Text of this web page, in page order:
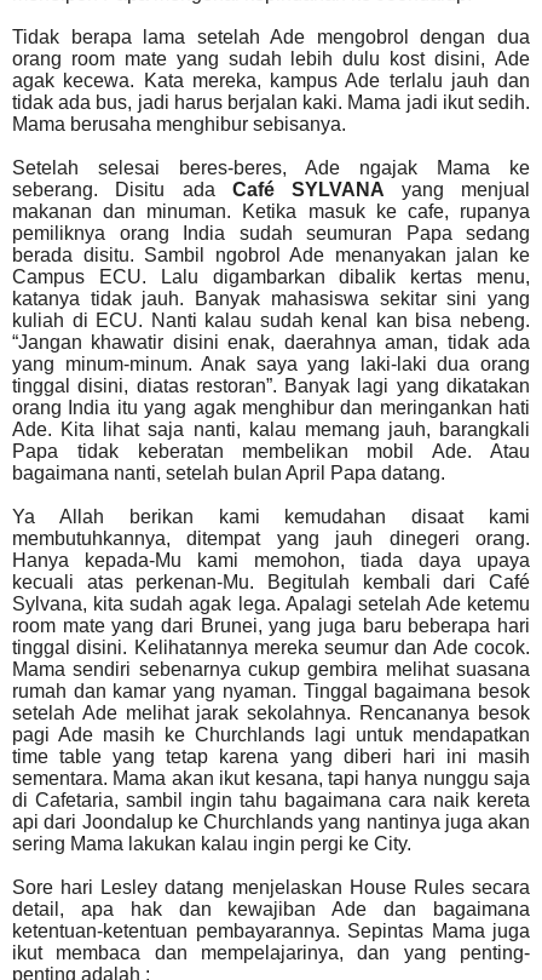
Tidak berapa lama setelah Ade mengobrol dengan dua
orang room mate yang sudah lebih dulu kost disini, Ade
agak kecewa.
Kata mereka, kampus Ade terlalu jauh dan
tidak ada bus, jadi harus berjalan kaki. Mama jadi ikut sedih.
Mama berusaha menghibur sebisanya.
Setelah selesai beres-beres, Ade ngajak Mama ke
seberang. Disitu ada Café SYLVANA yang menjual
makanan dan minuman. Ketika masuk ke cafe, rupanya
pemiliknya orang India sudah seumuran Papa sedang
berada disitu. Sambil ngobrol Ade menanyakan jalan ke
Campus ECU. Lalu digambarkan dibalik kertas menu,
katanya tidak jauh. Banyak mahasiswa sekitar sini yang
kuliah di ECU. Nanti kalau sudah kenal kan bisa nebeng.
“Jangan khawatir disini enak, daerahnya aman, tidak ada
yang minum-minum. Anak saya yang laki-laki dua orang
tinggal disini, diatas restoran”. Banyak lagi yang dikatakan
orang India itu yang agak menghibur dan meringankan hati
Ade. Kita lihat saja nanti, kalau memang jauh, barangkali
Papa tidak keberatan membelikan mobil Ade. Atau
bagaimana nanti, setelah bulan April Papa datang.
Ya Allah berikan kami kemudahan disaat kami
membutuhkannya, ditempat yang jauh dinegeri orang.
Hanya kepada-Mu kami memohon, tiada daya upaya
kecuali atas perkenan-Mu. Begitulah kembali dari Café
Sylvana, kita sudah agak lega. Apalagi setelah Ade ketemu
room mate yang dari Brunei, yang juga baru beberapa hari
tinggal disini. Kelihatannya mereka seumur dan Ade cocok.
Mama sendiri sebenarnya cukup gembira melihat suasana
rumah dan kamar yang nyaman. Tinggal bagaimana besok
setelah Ade melihat jarak sekolahnya. Rencananya besok
pagi Ade masih ke Churchlands lagi untuk mendapatkan
time table yang tetap karena yang diberi hari ini masih
sementara. Mama akan ikut kesana, tapi hanya nunggu saja
di Cafetaria, sambil ingin tahu bagaimana cara naik kereta
api dari Joondalup ke Churchlands yang nantinya juga akan
sering Mama lakukan kalau ingin pergi ke City.
Sore hari Lesley datang menjelaskan House Rules secara
detail, apa hak dan kewajiban Ade dan bagaimana
ketentuan-ketentuan pembayarannya. Sepintas Mama juga
ikut membaca dan mempelajarinya, dan yang penting-
penting adalah :